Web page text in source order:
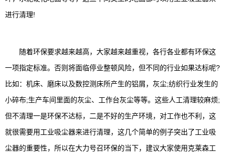
进行清理!
随着环保要求越来越高，大家越来越重视，各行各业都有环保这
一项指定标准。否则将面临停业整顿风险，但不同的行业如果达标呢?
比如：机床、磨床以及数控测床所产生的铝屑，灰尘;纺织行业发生的
小碎布;生产车间里面的灰尘、工作台灰尘等等。这些人工清理较麻烦;
但不清理一是环保不达标，二是不好的生产环境，对工作也不利，这
就很需要用工业吸尘器来进行清理，这几个简单的例子突出了工业吸
尘器的重要性，所以在大力号召环保的当下，建议大家使用克莱森工